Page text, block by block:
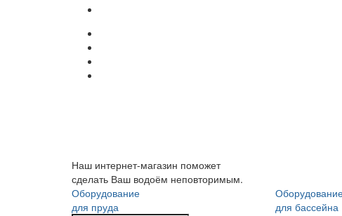
Наш интернет-магазин поможет
сделать Ваш водоём неповторимым.
Оборудование
для пруда
для бассейна